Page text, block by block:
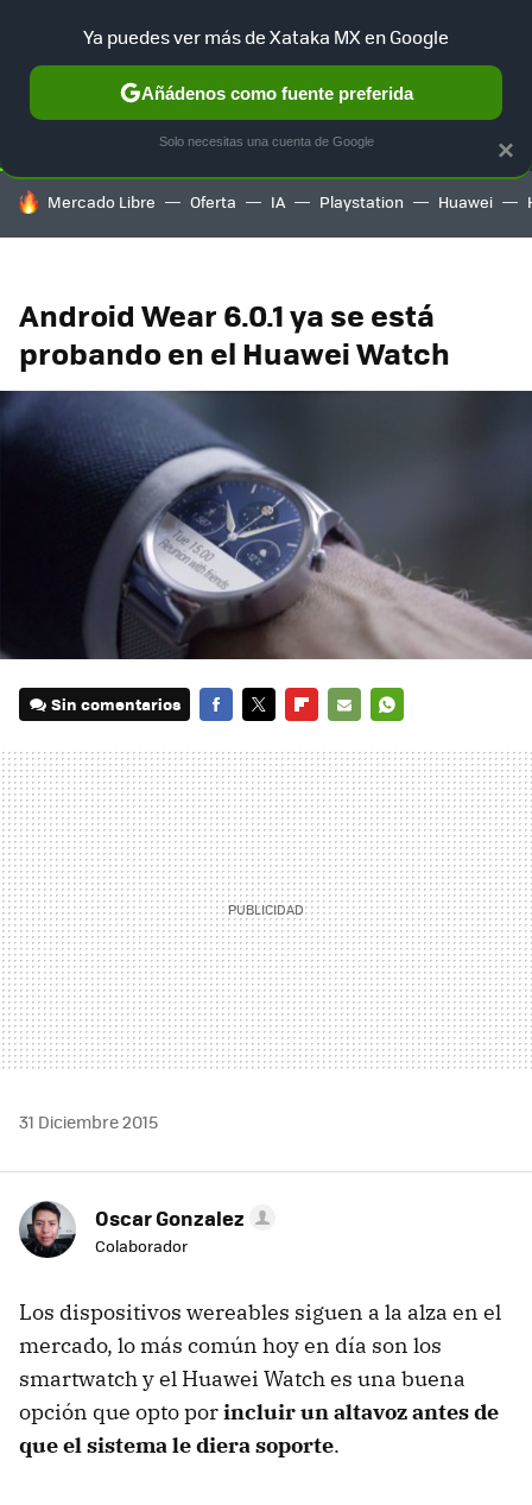
SELECCIÓN GAMING HOME AUTO TERRITORIO
HOY SE HABLA DE
Mercado Libre Oferta IA Playstation Huawei
Android Wear 6.0.1 ya se está
probando en el Huawei Watch
Sin comentarios
MAIL
31 Diciembre 2015
Oscar Gonzalez
Colaborador
Los dispositivos wereables siguen a la alza en el
mercado, lo más común hoy en día son los
smartwatch y el Huawei Watch es una buena
opción que opto porincluir un altavoz antes de
que el sistema le diera soporte.
×
Ya puedes ver más de Xataka MX en Google
Añádenos como fuente preferida
Solo necesitas una cuenta de Google